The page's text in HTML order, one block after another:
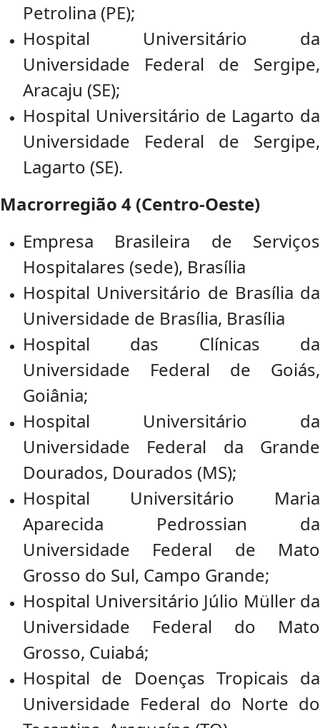
Petrolina (PE);
Hospital Universitário da
Universidade Federal de Sergipe,
Aracaju (SE);
Hospital Universitário de Lagarto da
Universidade Federal de Sergipe,
Lagarto (SE).
Macrorregião 4 (Centro-Oeste)
Empresa Brasileira de Serviços
Hospitalares (sede), Brasília
Hospital Universitário de Brasília da
Universidade de Brasília, Brasília
Hospital das Clínicas da
Universidade Federal de Goiás,
Goiânia;
Hospital Universitário da
Universidade Federal da Grande
Dourados, Dourados (MS);
Hospital Universitário Maria
Aparecida Pedrossian da
Universidade Federal de Mato
Grosso do Sul, Campo Grande;
Hospital Universitário Júlio Müller da
Universidade Federal do Mato
Grosso, Cuiabá;
Hospital de Doenças Tropicais da
Universidade Federal do Norte do